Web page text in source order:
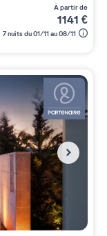
à partir de
1141 €
7 nuits du 01/11 au 08/11